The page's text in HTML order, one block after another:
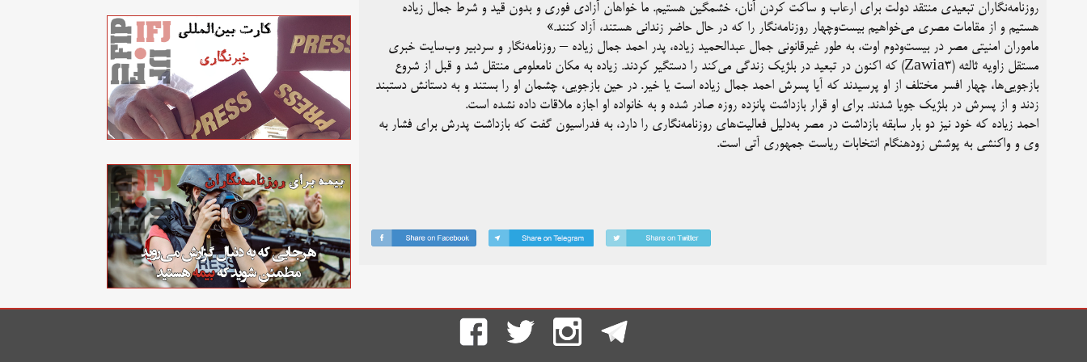
روزنامه‌نگاران تبعیدی منتقد دولت برای ارعاب و ساکت کردن آنان، خشمگین هستیم. ما خواهان آزادی فوری و بدون قید و شرط جمال زیاده
هستیم و از مقامات مصری می‌خواهیم بیست‌وچهار روزنامه‌نگار را که در حال حاضر زندانی هستند، آزاد کنند.»
ماموران امنیتی مصر در بیست‌ودوم اوت، به طور غیرقانونی جمال عبدالحمید زیاده، پدر احمد جمال زیاده – روزنامه‌نگار و سردبیر وب‌سایت خبری
مستقل زاویه ثالثه (Zawia3) که اکنون در تبعید در بلژیک زندگی می‌کند را دستگیر کردند. زیاده به مکان نامعلومی منتقل شد و قبل از شروع
بازجویی‌ها، چهار افسر مختلف از او پرسیدند که آیا پسرش احمد جمال زیاده است یا خیر. در حین بازجویی، چشمان او را بستند و به دستانش دستبند
زدند و از پسرش در بلژیک جویا شدند. برای او قرار بازداشت پانزده روزه صادر شده و به خانواده او اجازه ملاقات داده نشده است.
احمد زیاده که خود نیز دو بار سابقه بازداشت در مصر به‌دلیل فعالیت‌های روزنامه‌نگاری را دارد، به فدراسیون گفت که بازداشت پدرش برای فشار به
وی و واکنشی به پوشش زودهنگام انتخابات ریاست جمهوری آتی است.